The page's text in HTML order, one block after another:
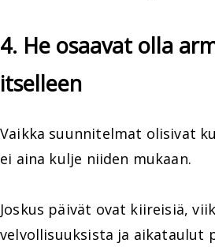
4. He osaavat olla
itselleen
Vaikka suunnitelmat olisivat
ei aina kulje niiden mukaan.
Joskus päivät ovat kiireisiä,
velvollisuuksista ja aikataulut